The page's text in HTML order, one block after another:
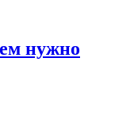
нужно